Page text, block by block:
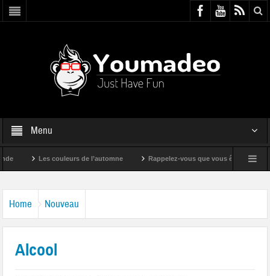
Menu
Les couleurs de l’automne Rappelez-vous que vous êtes super !
Home Nouveau
Alcool